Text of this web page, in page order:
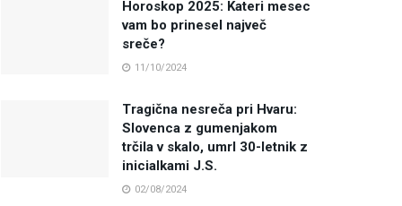
Horoskop 2025: Kateri mesec
vam bo prinesel največ
sreče?
11/10/2024
Tragična nesreča pri Hvaru:
Slovenca z gumenjakom
trčila v skalo, umrl 30-letnik z
inicialkami J.S.
02/08/2024